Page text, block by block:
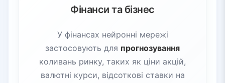
Фінанси та бізнес
У фінансах нейронні мережі
застосовують для прогнозування
коливань ринку, таких як ціни акцій,
валютні курси, відсоткові ставки на